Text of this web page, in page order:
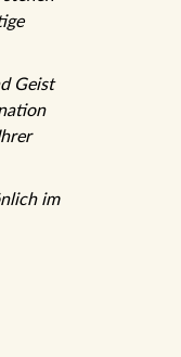
Geist
im